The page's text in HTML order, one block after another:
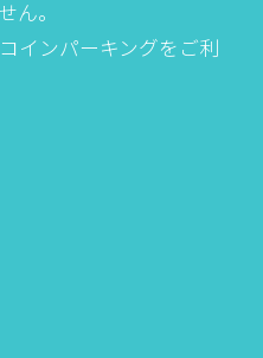
ん。
インパーキングをご利